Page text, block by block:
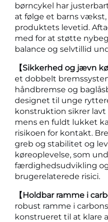
børncykel har
at følge et barns
produktets levetid.
med for at støtte
balance og selvtillid
【Sikkerhed og jævn
et dobbelt
håndbremse og
designet til unge
konstruktion sikrer
mens en fuldt lukket
risikoen for kontakt.
greb og stabilitet og
køreoplevelse, som
færdighedsudvikling
brugerelaterede risici.
【Holdbar ramme i
robust ramme i
konstrueret til at klare